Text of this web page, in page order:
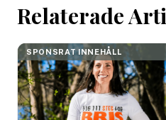
Relaterade
SPONSRAT INNEHÅLL